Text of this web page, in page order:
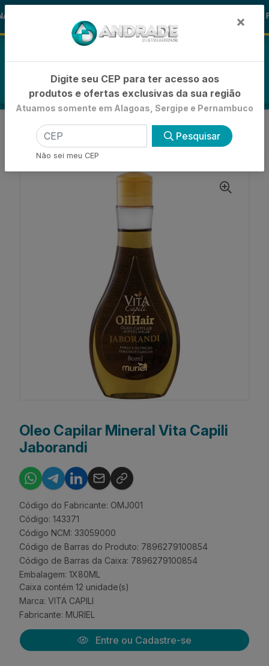
🪞
INÍCIO
FINALIZADORES
OLEO CAPILAR
OLEO CAPILAR MINERAL VITA CAPILI JABORANDI
Oleo Capilar Mineral Vita Capili
Jaborandi
Código do Fabricante: OMJ001
Código: 143371
Código NCM: 33059000
Código de Barras do Produto: 7896279100854
Código de Barras da Caixa: 7896279100854
Embalagem: 1X80ML
Caixa contém 12 unidade(s)
Marca: VITA CAPILI
Fabricante: MURIEL
Entre ou Cadastre-se
×
Digite seu CEP para ter acesso aos
produtos e ofertas exclusivas da sua região
Atuamos somente em Alagoas, Sergipe e Pernambuco
Pesquisar
Não sei meu CEP